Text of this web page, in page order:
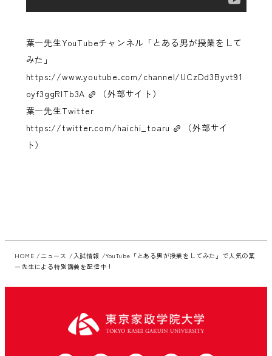
葉一先生YouTubeチャンネル「とある男が授業をして
みた」
https://www.youtube.com/channel/UCzDd3Byvt91
oyf3ggRlTb3A
（外部サイト）
葉一先生Twitter
https://twitter.com/haichi_toaru
（外部サイ
ト）
HOME ニュース 入試情報
YouTube「とある男が授業をしてみた」で人気の葉
一先生による特別講義を配信中！